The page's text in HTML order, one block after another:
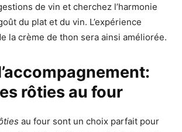
de vin et cherchez l’harmonie
du plat et du vin. L’expérience
la crème de thon sera ainsi améliorée.
rôties au four
au four sont un choix parfait pour